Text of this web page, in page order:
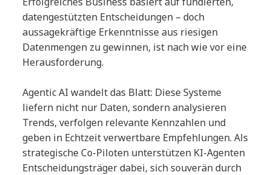
datengestützten Entscheidungen – doch
aussagekräftige Erkenntnisse aus riesigen
Datenmengen zu gewinnen, ist nach wie vor eine
Herausforderung.
Agentic AI wandelt das Blatt: Diese Systeme
liefern nicht nur Daten, sondern analysieren
Trends, verfolgen relevante Kennzahlen und
geben in Echtzeit verwertbare Empfehlungen. Als
strategische Co-Piloten unterstützen KI-Agenten
Entscheidungsträger dabei, sich souverän durch